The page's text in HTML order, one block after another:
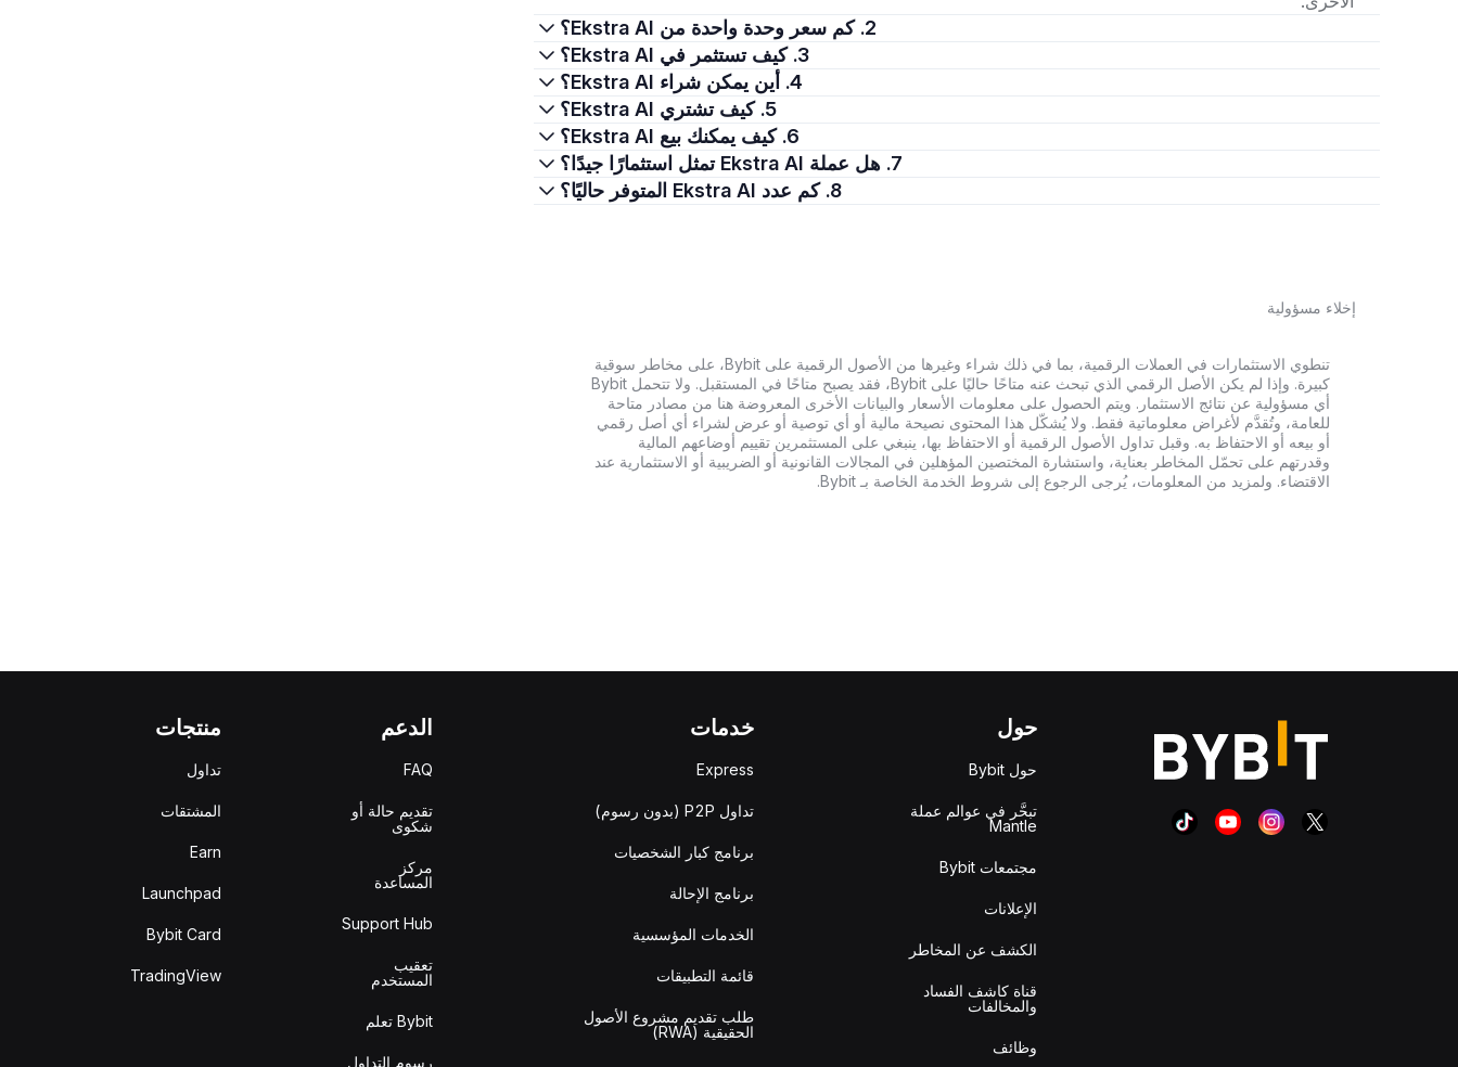
2. كم سعر وحدة واحدة من Ekstra AI؟
3. كيف تستثمر في Ekstra AI؟
4. أين يمكن شراء Ekstra AI؟
5. كيف تشتري Ekstra AI؟
6. كيف يمكنك بيع Ekstra AI؟
7. هل عملة Ekstra AI تمثل استثمارًا جيدًا؟
8. كم عدد Ekstra AI المتوفر حاليًا؟
إخلاء مسؤولية
تنطوي الاستثمارات في العملات الرقمية، بما في ذلك شراء وغيرها من الأصول الرقمية على Bybit، على مخاطر سوقية
كبيرة. وإذا لم يكن الأصل الرقمي الذي تبحث عنه متاحًا حاليًا على Bybit، فقد يصبح متاحًا في المستقبل. ولا تتحمل Bybit
أي مسؤولية عن نتائج الاستثمار. ويتم الحصول على معلومات الأسعار والبيانات الأخرى المعروضة هنا من مصادر متاحة
للعامة، وتُقدَّم لأغراض معلوماتية فقط. ولا يُشكّل هذا المحتوى نصيحة مالية أو أي توصية أو عرض لشراء أي أصل رقمي
أو بيعه أو الاحتفاظ به. وقبل تداول الأصول الرقمية أو الاحتفاظ بها، ينبغي على المستثمرين تقييم أوضاعهم المالية
وقدرتهم على تحمّل المخاطر بعناية، واستشارة المختصين المؤهلين في المجالات القانونية أو الضريبية أو الاستثمارية عند
الاقتضاء. ولمزيد من المعلومات، يُرجى الرجوع إلى شروط الخدمة الخاصة بـ Bybit.
حول
حول Bybit
تبحَّر في عوالم عملة
Mantle
مجتمعات Bybit
الإعلانات
الكشف عن المخاطر
قناة كاشف الفساد
والمخالفات
وظائف
خدمات
Express
تداول P2P (بدون رسوم)
برنامج كبار الشخصيات
برنامج الإحالة
الخدمات المؤسسية
قائمة التطبيقات
طلب تقديم مشروع الأصول
الحقيقية (RWA)
الدعم
FAQ
تقديم حالة أو
شكوى
مركز
المساعدة
Support Hub
تعقيب
المستخدم
Bybit تعلم
رسوم التداول
منتجات
تداول
المشتقات
Earn
Launchpad
Bybit Card
TradingView